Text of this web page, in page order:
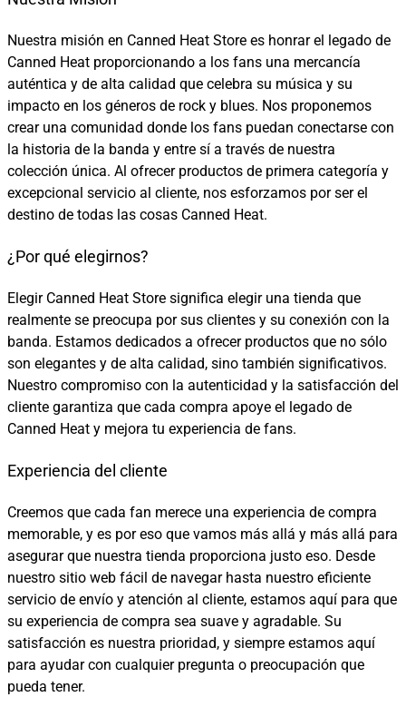
Nuestra misión en Canned Heat Store es honrar el legado de
Canned Heat proporcionando a los fans una mercancía
auténtica y de alta calidad que celebra su música y su
impacto en los géneros de rock y blues. Nos proponemos
crear una comunidad donde los fans puedan conectarse con
la historia de la banda y entre sí a través de nuestra
colección única. Al ofrecer productos de primera categoría y
excepcional servicio al cliente, nos esforzamos por ser el
destino de todas las cosas Canned Heat.
¿Por qué elegirnos?
Elegir Canned Heat Store significa elegir una tienda que
realmente se preocupa por sus clientes y su conexión con la
banda. Estamos dedicados a ofrecer productos que no sólo
son elegantes y de alta calidad, sino también significativos.
Nuestro compromiso con la autenticidad y la satisfacción del
cliente garantiza que cada compra apoye el legado de
Canned Heat y mejora tu experiencia de fans.
Experiencia del cliente
Creemos que cada fan merece una experiencia de compra
memorable, y es por eso que vamos más allá y más allá para
asegurar que nuestra tienda proporciona justo eso. Desde
nuestro sitio web fácil de navegar hasta nuestro eficiente
servicio de envío y atención al cliente, estamos aquí para que
su experiencia de compra sea suave y agradable. Su
satisfacción es nuestra prioridad, y siempre estamos aquí
para ayudar con cualquier pregunta o preocupación que
pueda tener.